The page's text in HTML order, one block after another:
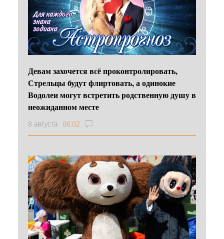
Девам захочется всё проконтролировать,
Стрельцы будут флиртовать, а одинокие
Водолеи могут встретить родственную душу в
неожиданном месте
8 августа 06:02